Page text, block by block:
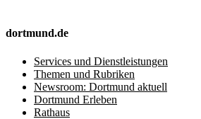
dortmund.de
Services und Dienstleistungen
Themen und Rubriken
Newsroom: Dortmund aktuell
Dortmund Erleben
Rathaus